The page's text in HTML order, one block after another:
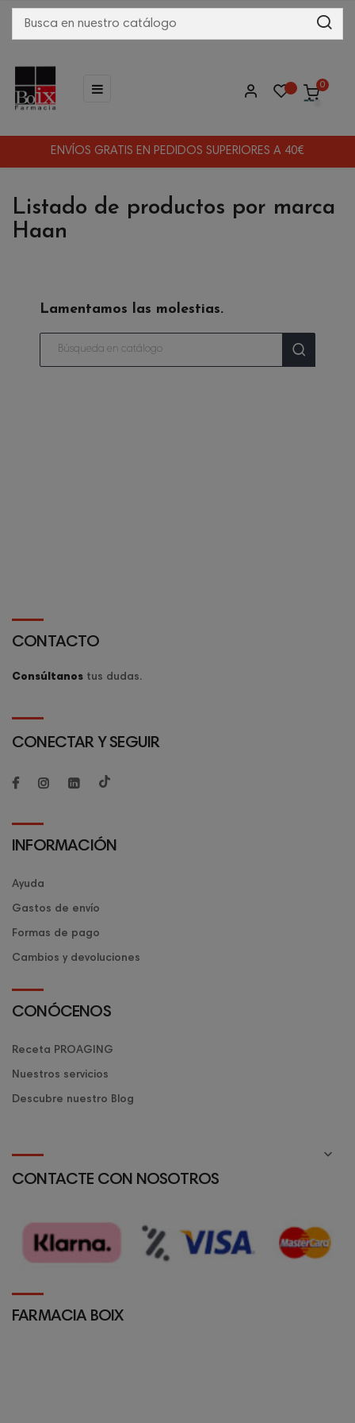
Navegación
☰ 0
ENVÍOS GRATIS EN PEDIDOS SUPERIORES A 40€
Listado de productos por marca
Haan
Lamentamos las molestias.
CONTACTO
Consúltanos tus dudas.
CONECTAR Y SEGUIR
INFORMACIÓN
Ayuda
Gastos de envío
Formas de pago
Cambios y devoluciones
CONÓCENOS
Receta PROAGING
Nuestros servicios
Descubre nuestro Blog
CONTACTE CON NOSOTROS

FARMACIA BOIX